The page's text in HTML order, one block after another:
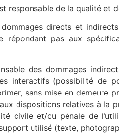
responsable de la qualité et
directs et
répondant pas aux
des dommages
interactifs (possibilité de
sans mise en
dispositions relatives à la
civile et/ou pénale de
utilisé (texte,